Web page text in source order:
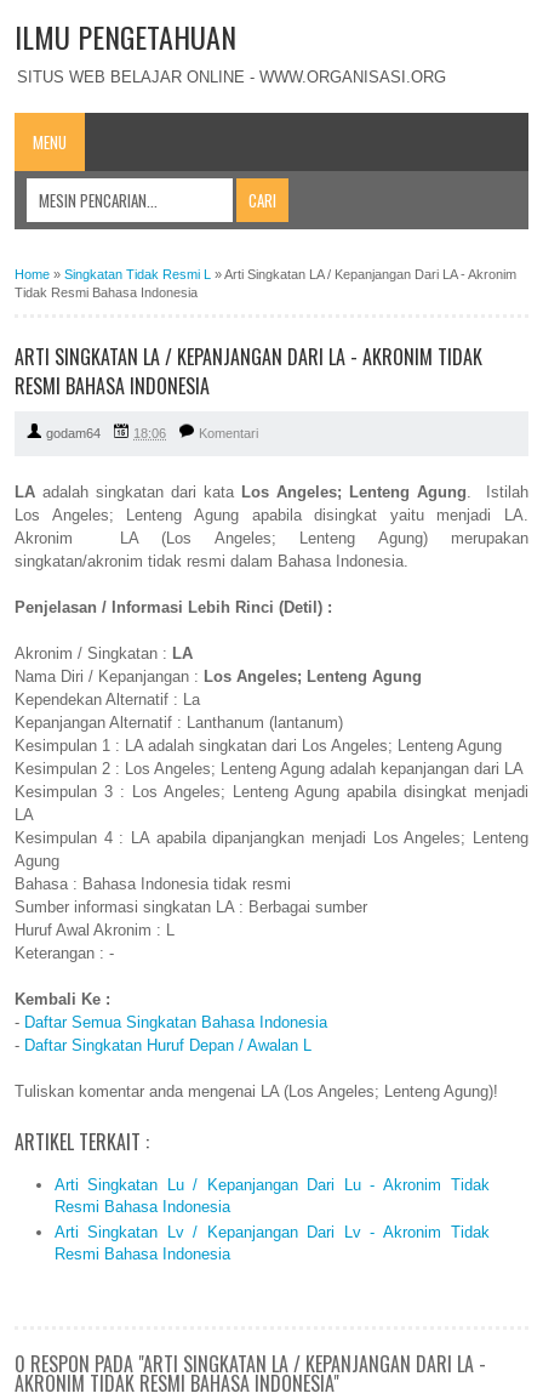
ILMU PENGETAHUAN
SITUS WEB BELAJAR ONLINE - WWW.ORGANISASI.ORG
MENU
Home » Singkatan Tidak Resmi L »Arti Singkatan LA / Kepanjangan Dari LA - Akronim
Tidak Resmi Bahasa Indonesia
ARTI SINGKATAN LA / KEPANJANGAN DARI LA - AKRONIM TIDAK
RESMI BAHASA INDONESIA
godam64 18:06 Komentari
LA adalah singkatan dari kata Los Angeles; Lenteng Agung. Istilah
Los Angeles; Lenteng Agung apabila disingkat yaitu menjadi LA.
Akronim LA (Los Angeles; Lenteng Agung) merupakan
singkatan/akronim tidak resmi dalam Bahasa Indonesia.
Penjelasan / Informasi Lebih Rinci (Detil) :
Akronim / Singkatan : LA
Nama Diri / Kepanjangan : Los Angeles; Lenteng Agung
Kependekan Alternatif : La
Kepanjangan Alternatif : Lanthanum (lantanum)
Kesimpulan 1 : LA adalah singkatan dari Los Angeles; Lenteng Agung
Kesimpulan 2 : Los Angeles; Lenteng Agung adalah kepanjangan dari LA
Kesimpulan 3 : Los Angeles; Lenteng Agung apabila disingkat menjadi
LA
Kesimpulan 4 : LA apabila dipanjangkan menjadi Los Angeles; Lenteng
Agung
Bahasa : Bahasa Indonesia tidak resmi
Sumber informasi singkatan LA : Berbagai sumber
Huruf Awal Akronim : L
Keterangan : -
Kembali Ke :
- Daftar Semua Singkatan Bahasa Indonesia
- Daftar Singkatan Huruf Depan / Awalan L
Tuliskan komentar anda mengenai LA (Los Angeles; Lenteng Agung)!
ARTIKEL TERKAIT :
Arti Singkatan Lu / Kepanjangan Dari Lu - Akronim Tidak
Resmi Bahasa Indonesia
Arti Singkatan Lv / Kepanjangan Dari Lv - Akronim Tidak
Resmi Bahasa Indonesia
0 RESPON PADA "ARTI SINGKATAN LA / KEPANJANGAN DARI LA -
AKRONIM TIDAK RESMI BAHASA INDONESIA"